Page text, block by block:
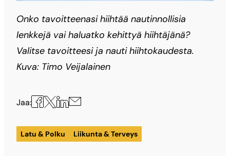
Onko tavoitteenasi hiihtää nautinnollisia
lenkkejä vai haluatko kehittyä hiihtäjänä?
Valitse tavoitteesi ja nauti hiihtokaudesta.
Kuva: Timo Veijalainen
Jaa: Jaa
Facebookissa
Jaa
X:ssä
Jaa
LinkedInissä
Jaa
sähköpostilla
Latu & Polku Liikunta & Terveys